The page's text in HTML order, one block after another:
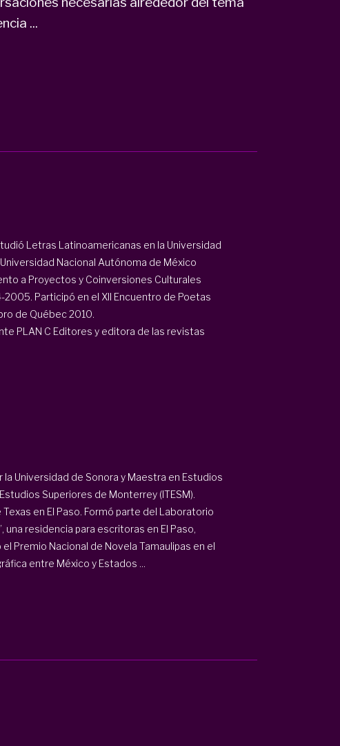
...
Letras Latinoamericanas en la Universidad
Nacional Autónoma de México
a Proyectos y Coinversiones Culturales
Participó en el XII Encuentro de Poetas
de Québec 2010.
PLAN C Editores y editora de las revistas
Universidad de Sonora y Maestra en Estudios
Superiores de Monterrey (ITESM).
en El Paso. Formó parte del Laboratorio
residencia para escritoras en El Paso,
Premio Nacional de Novela Tamaulipas en el
entre México y Estados ...